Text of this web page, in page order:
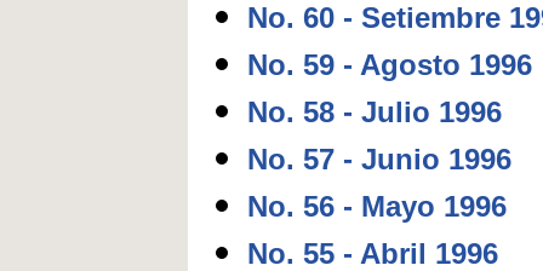
No. 60 - Setiembre
No. 59 - Agosto 1996
No. 58 - Julio 1996
No. 57 - Junio 1996
No. 56 - Mayo 1996
No. 55 - Abril 1996